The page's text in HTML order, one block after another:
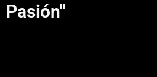
Pasión"